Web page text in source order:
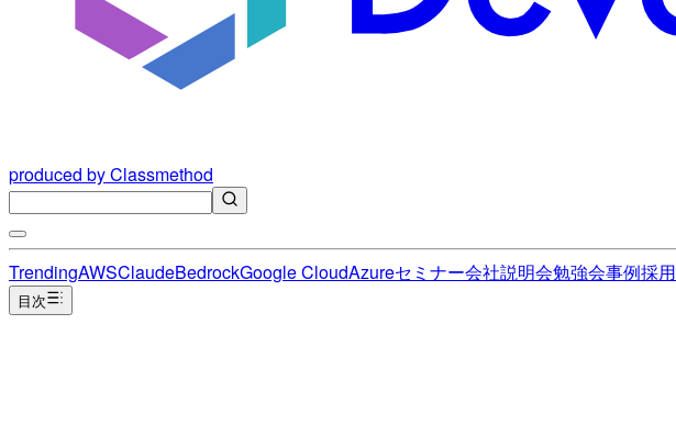
produced by Classmethod
TrendingAWSClaudeBedrockGoogle CloudAzureセミナー会社説明会勉強会事例採用
目次